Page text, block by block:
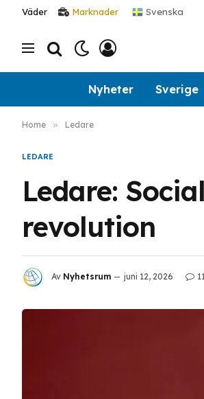
Väder Marknader Svenska
Nyheter Sverige
Home » Ledare
LEDARE
Ledare:
revolution
Av Nyhetsrum juni 12, 2026